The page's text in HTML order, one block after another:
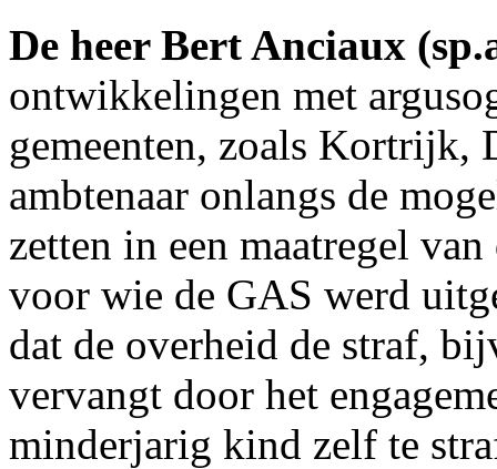
De heer Bert Anciaux
ontwikkelingen met
gemeenten, zoals Kortrijk,
ambtenaar onlangs de
zetten in een maatregel
voor wie de GAS werd
dat de overheid de straf,
vervangt door het
minderjarig kind zelf te